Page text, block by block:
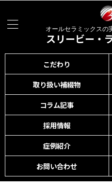
オールセラミックスの
スリービー・
こだわり
取り扱い補綴物
コラム記事
採用情報
症例紹介
お問い合わせ